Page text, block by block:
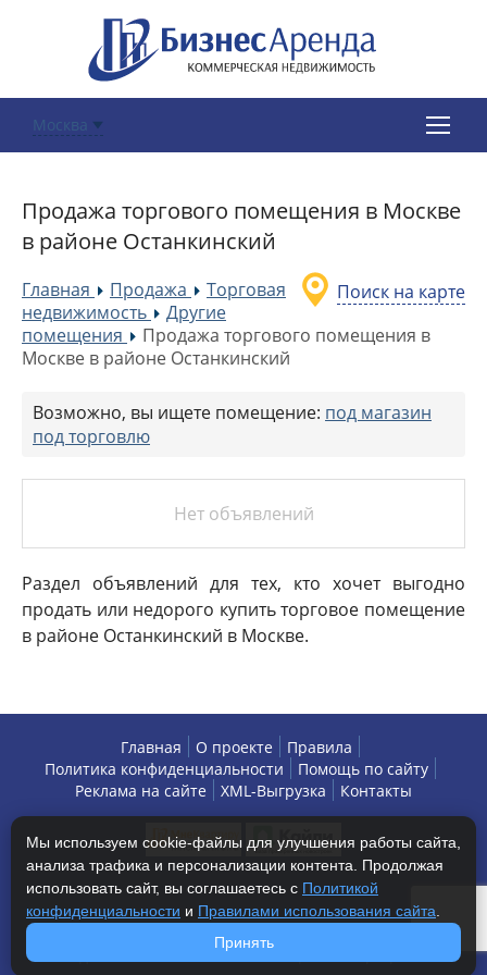
Москва
Продажа торгового помещения в Москве
в районе Останкинский
Поиск на карте
Главная »Продажа »
Торговая
недвижимость
»
Другие
помещения
»Продажа торгового помещения в
Москве в районе Останкинский
Возможно, вы ищете помещение: под магазин
под торговлю
Нет объявлений
Раздел объявлений для тех, кто хочет выгодно
продать или недорого купить торговое помещение
в районе Останкинский в Москве.
Главная О проекте
Правила
Политика конфиденциальности
Помощь по сайту
Реклама на сайте
XML-Выгрузка Контакты
Copyright © 2013-2026 БизнесАренда - коммерческая
недвижимость, г. Москва. Все права защищены.
Мы используем cookie-файлы для улучшения работы сайта,
анализа трафика и персонализации контента. Продолжая
использовать сайт, вы соглашаетесь с Политикой
конфиденциальности и Правилами использования сайта
Принять